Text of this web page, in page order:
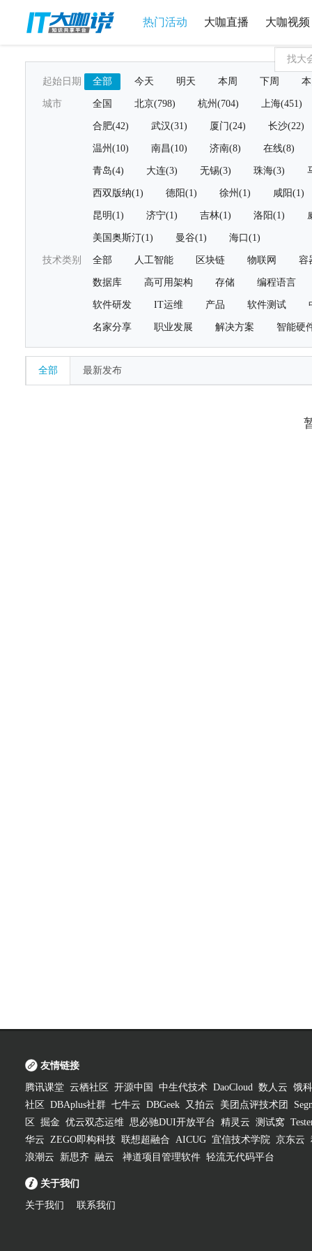
热门活动 大咖直播 大咖视频
起始日期 全部 今天 明天 本周 下周
城市 全国 北京(798) 杭州(704) 上海(451)
合肥(42) 武汉(31) 厦门(24) 长沙(22)
温州(10) 南昌(10) 济南(8) 在线(8)
青岛(4) 大连(3) 无锡(3) 珠海(3)
西双版纳(1) 德阳(1) 徐州(1) 咸阳(1)
昆明(1) 济宁(1) 吉林(1) 洛阳(1)
美国奥斯汀(1) 曼谷(1) 海口(1)
技术类别 全部 人工智能 区块链 物联网 容
数据库 高可用架构 存储 编程语言
软件研发 IT运维 产品 软件测试
名家分享 职业发展 解决方案 智能硬
全部 最新发布
友情链接
腾讯课堂 云栖社区 开源中国 中生代技术 DaoCloud 数人云 饿
社区
DBAplus社群 七牛云 DBGeek 又拍云 美团点评技术团
区
掘金 优云双态运维 思必驰DUI开放平台 精灵云 测试窝
华云 ZEGO即构科技 联想超融合 AICUG 宜信技术学院 京东云
浪潮云
新思齐 融云 禅道项目管理软件 轻流无代码平台
关于我们
关于我们 联系我们